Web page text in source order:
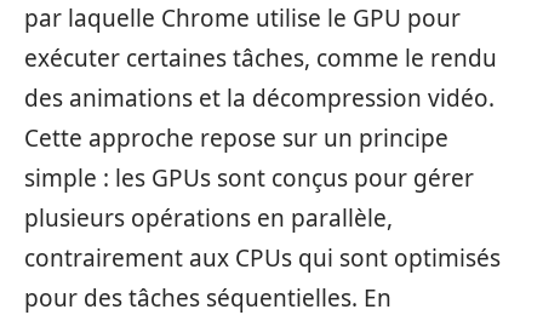
par laquelle Chrome utilise le GPU pour
exécuter certaines tâches, comme le rendu
des animations et la décompression vidéo.
Cette approche repose sur un principe
simple : les GPUs sont conçus pour gérer
plusieurs opérations en parallèle,
contrairement aux CPUs qui sont optimisés
pour des tâches séquentielles. En